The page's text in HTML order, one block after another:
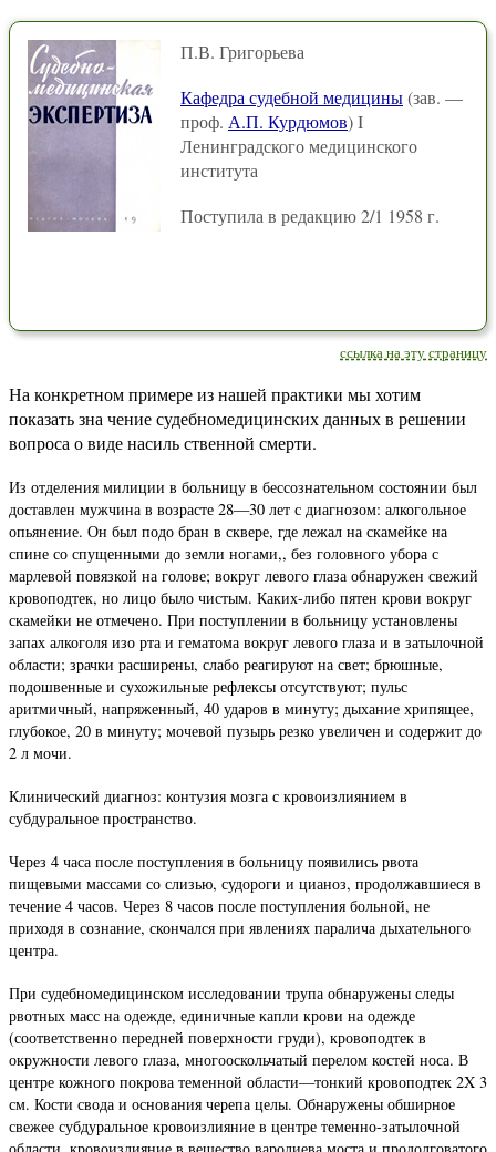
П.В. Григорьева
Кафедра судебной медицины(зав. —
проф. А.П. Курдюмов) I
Ленинградского медицинского
института
Поступила в редакцию 2/1 1958 г.
ссылка на эту страницу
На конкретном примере из нашей практики мы хотим
показать зна чение судебномедицинских данных в решении
вопроса о виде насиль ственной смерти.
Из отделения милиции в больницу в бессознательном состоянии был
доставлен мужчина в возрасте 28—30 лет с диагнозом: алкогольное
опьянение. Он был подо бран в сквере, где лежал на скамейке на
спине со спущенными до земли ногами,, без головного убора с
марлевой повязкой на голове; вокруг левого глаза обнаружен свежий
кровоподтек, но лицо было чистым. Каких-либо пятен крови вокруг
скамейки не отмечено. При поступлении в больницу установлены
запах алкоголя изо рта и гематома вокруг левого глаза и в затылочной
области; зрачки расширены, слабо реагируют на свет; брюшные,
подошвенные и сухожильные рефлексы отсутствуют; пульс
аритмичный, напряженный, 40 ударов в минуту; дыхание хрипящее,
глубокое, 20 в минуту; мочевой пузырь резко увеличен и содержит до
2 л мочи.
Клинический диагноз: контузия мозга с кровоизлиянием в
субдуральное пространство.
Через 4 часа после поступления в больницу появились рвота
пищевыми массами со слизью, судороги и цианоз, продолжавшиеся в
течение 4 часов. Через 8 часов после поступления больной, не
приходя в сознание, скончался при явлениях паралича дыхательного
центра.
При судебномедицинском исследовании трупа обнаружены следы
рвотных масс на одежде, единичные капли крови на одежде
(соответственно передней поверхности груди), кровоподтек в
окружности левого глаза, многооскольчатый перелом костей носа. В
центре кожного покрова теменной области—тонкий кровоподтек 2X 3
см. Кости свода и основания черепа целы. Обнаружены обширное
свежее субдуральное кровоизлияние в центре теменно-затылочной